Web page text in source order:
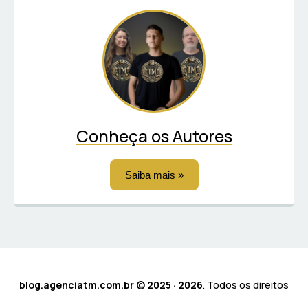
Conheça os Autores
Saiba mais »
blog.agenciatm.com.br © 2025 · 2026. Todos os direitos